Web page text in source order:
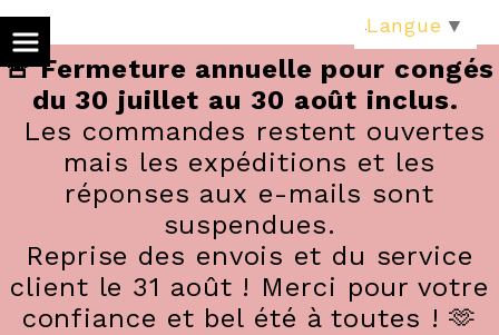
🚨 Fermeture annuelle pour congés
du 30 juillet au 30 août inclus.
Les commandes restent ouvertes
mais les expéditions et les
réponses aux e-mails sont
suspendues.
Reprise des envois et du service
client le 31 août ! Merci pour votre
confiance et bel été à toutes ! 🫶
Langue ▼